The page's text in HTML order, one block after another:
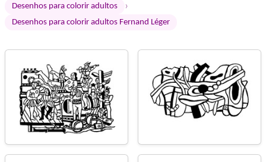
Desenhos para colorir adultos ›
Desenhos para colorir adultos Fernand Léger